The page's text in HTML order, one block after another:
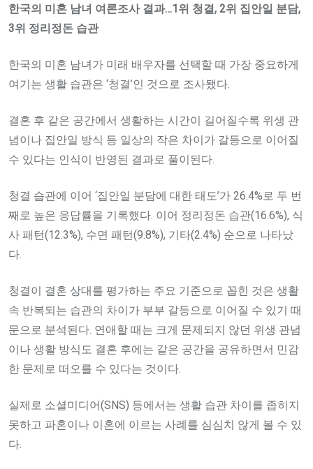
한국의 미혼 남녀 여론조사 결과…1위 청결, 2위 집안일 분담,
3위 정리정돈 습관
한국의 미혼 남녀가 미래 배우자를 선택할 때 가장 중요하게
여기는 생활 습관은 ‘청결’인 것으로 조사됐다.
결혼 후 같은 공간에서 생활하는 시간이 길어질수록 위생 관
념이나 집안일 방식 등 일상의 작은 차이가 갈등으로 이어질
수 있다는 인식이 반영된 결과로 풀이된다.
청결 습관에 이어 ‘집안일 분담에 대한 태도’가 26.4%로 두 번
째로 높은 응답률을 기록했다. 이어 정리정돈 습관(16.6%), 식
사 패턴(12.3%), 수면 패턴(9.8%), 기타(2.4%) 순으로 나타났
다.
청결이 결혼 상대를 평가하는 주요 기준으로 꼽힌 것은 생활
속 반복되는 습관의 차이가 부부 갈등으로 이어질 수 있기 때
문으로 분석된다. 연애할 때는 크게 문제되지 않던 위생 관념
이나 생활 방식도 결혼 후에는 같은 공간을 공유하면서 민감
한 문제로 떠오를 수 있다는 것이다.
실제로 소셜미디어(SNS) 등에서는 생활 습관 차이를 좁히지
못하고 파혼이나 이혼에 이르는 사례를 심심치 않게 볼 수 있
다.